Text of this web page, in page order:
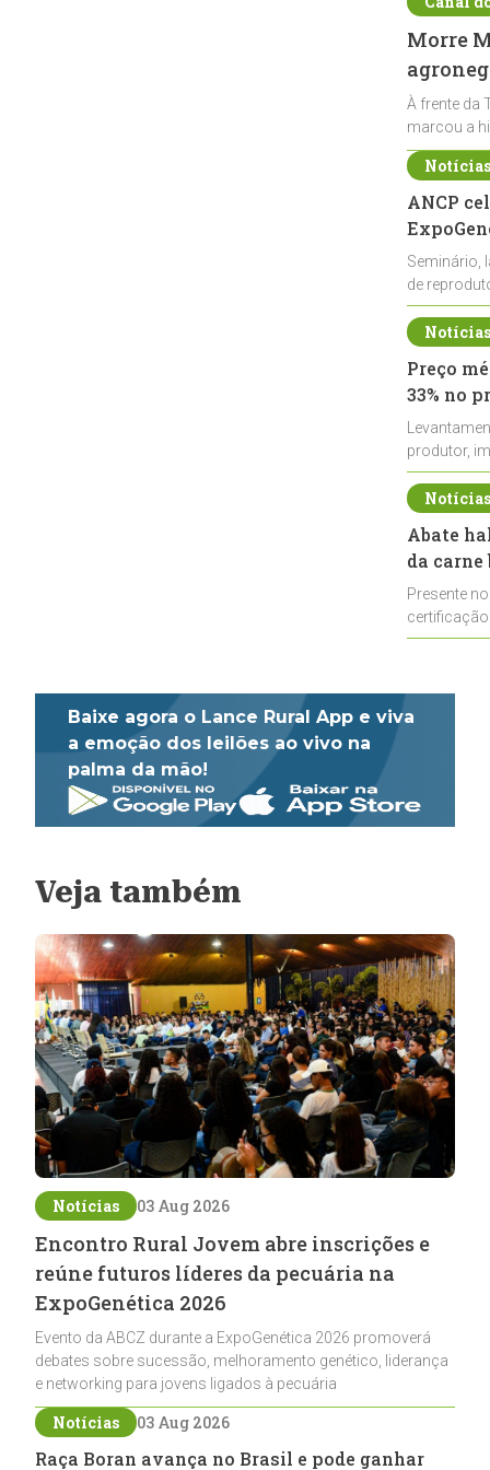
Morre
À frente da
marcou a
ANCP
Seminário,
de
durante a
Preço
33% no
produtor,
de leite cru
Abate
da
Presente
Baixe agora o Lance Rural App e viva
a emoção dos leilões ao vivo na
palma da mão!
Veja também
Notícias 03 Aug 2026
Encontro Rural Jovem abre inscrições e
reúne futuros líderes da pecuária na
ExpoGenética 2026
Evento da ABCZ durante a ExpoGenética 2026 promoverá
debates sobre sucessão, melhoramento genético, liderança
e networking para jovens ligados à pecuária
Notícias 03 Aug 2026
Raça Boran avança no Brasil e pode ganhar